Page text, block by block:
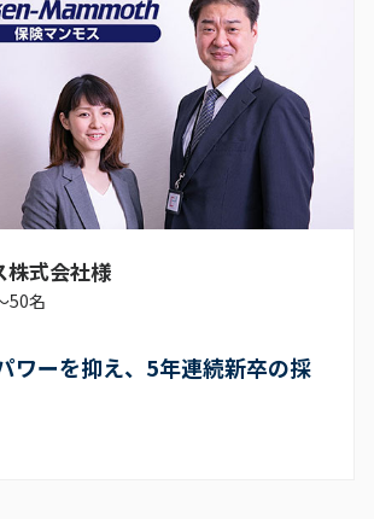
株式会社様
50名
ワーを抑え、5年連続新卒の採